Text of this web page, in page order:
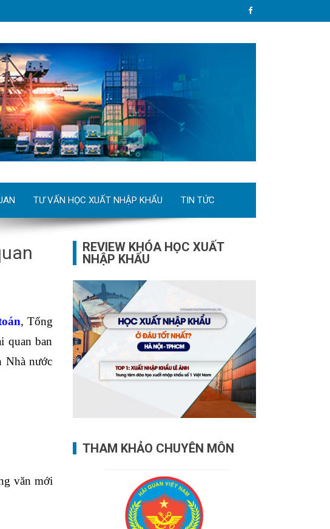
TƯ VẤN HỌC XUẤT NHẬP KHẨU TIN TỨC
, Tổng
quan ban
Nhà nước
văn mới
REVIEW KHÓA HỌC XUẤT
NHẬP KHẨU
THAM KHẢO CHUYÊN MÔN